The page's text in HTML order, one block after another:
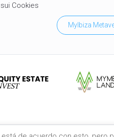
Cookies
MyIbiza